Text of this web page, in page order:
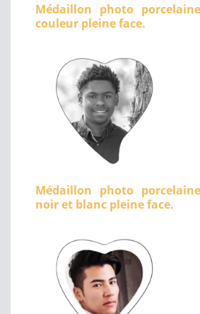
Médaillon photo
couleur pleine face.
Médaillon photo
noir et blanc pleine face.